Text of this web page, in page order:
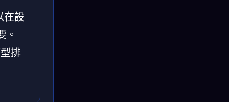
在設
。
排